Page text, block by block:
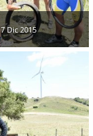
Dic 2015